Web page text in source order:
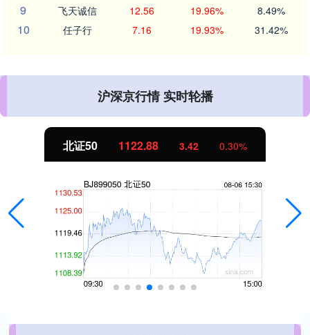
9 飞天诚信 12.56 19.96% 8.49%
10 任子行 7.16 19.93% 31.42%
沪深京行情 实时轮播
北证50 1122.88 3.42 0.30%